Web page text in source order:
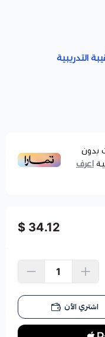
التدريبية
بدون
اعرف
34.12 $
اشتري الآن